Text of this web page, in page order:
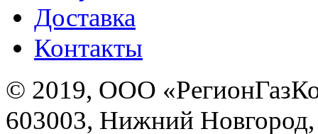
Доставка
Контакты
© 2019, ООО
603003, Нижний